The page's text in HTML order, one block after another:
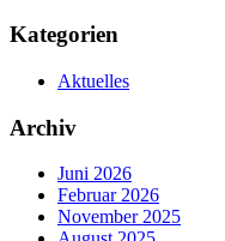
Kategorien
Aktuelles
Archiv
Juni 2026
Februar 2026
November 2025